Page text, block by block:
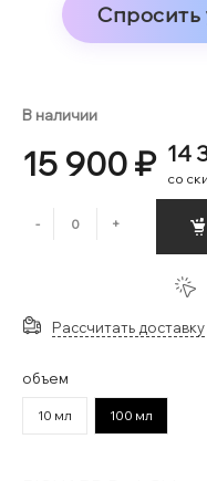
Спросить
В наличии
15 900 ₽ 14
со
- +
Рассчитать доставку
объем
10 мл 100 мл